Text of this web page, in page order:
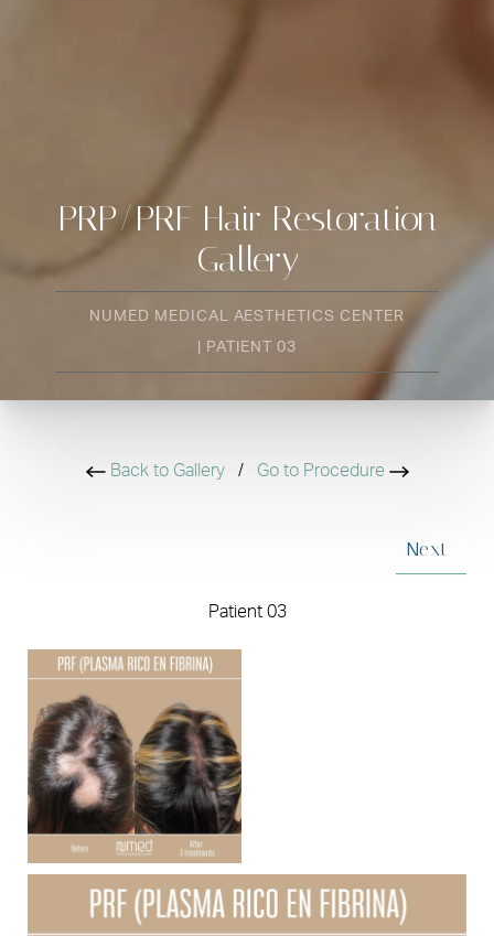
PRP/PRF Hair Restoration
Gallery
NUMED MEDICAL AESTHETICS CENTER
| PATIENT 03
Back to Gallery/ Go to Procedure
Patient 03
Next